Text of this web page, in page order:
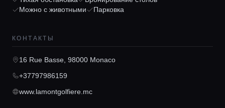
Гиды
Консьерж сервис
Можно с животными
Парковка
КОНТАКТЫ
16 Rue Basse, 98000 Monaco
+37797986159
www.lamontgolfiere.mc